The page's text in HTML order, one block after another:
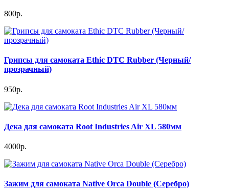
800р.
Грипсы для самоката Ethic DTC Rubber (Черный/
прозрачный)
950р.
Дека для самоката Root Industries Air XL 580мм
4000р.
Зажим для самоката Native Orca Double (Серебро)